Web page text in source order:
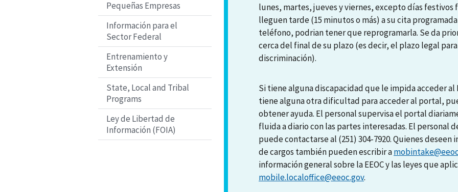
Pequeñas Empresas
Información para el
Sector Federal
Entrenamiento y
Extensión
State, Local and Tribal
Programs
Ley de Libertad de
Información (FOIA)
lunes, martes, jueves y viernes, excepto días festivos
lleguen tarde (15 minutos o más) a su cita
teléfono, podrian tener que reprogramarla. Se da
cerca del final de su plazo (es decir, el plazo legal
discriminación).
Si tiene alguna discapacidad que le impida acceder al
tiene alguna otra dificultad para acceder al portal,
obtener ayuda. El personal supervisa el portal
fluida a diario con las partes interesadas. El personal
puede contactarse al (251) 304-7920. Quienes
de cargos también pueden escribir a
información general sobre la EEOC y las leyes que
mobile.localoffice@eeoc.gov.